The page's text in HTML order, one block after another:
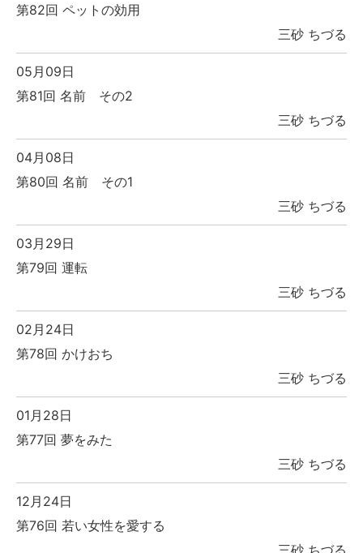
第82回 ペットの効用
三砂 ちづる
05月09日
第81回 名前 その2
三砂 ちづる
04月08日
第80回 名前 その1
三砂 ちづる
03月29日
第79回 運転
三砂 ちづる
02月24日
第78回 かけおち
三砂 ちづる
01月28日
第77回 夢をみた
三砂 ちづる
12月24日
第76回 若い女性を愛する
三砂 ちづる